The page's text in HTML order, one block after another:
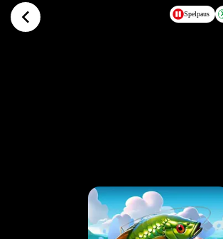
Hoppa till huvudinnehållet Spelpaus